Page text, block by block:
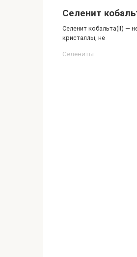
Селенит
Селенит кобальта(II) —
кристаллы, не
Селениты‎